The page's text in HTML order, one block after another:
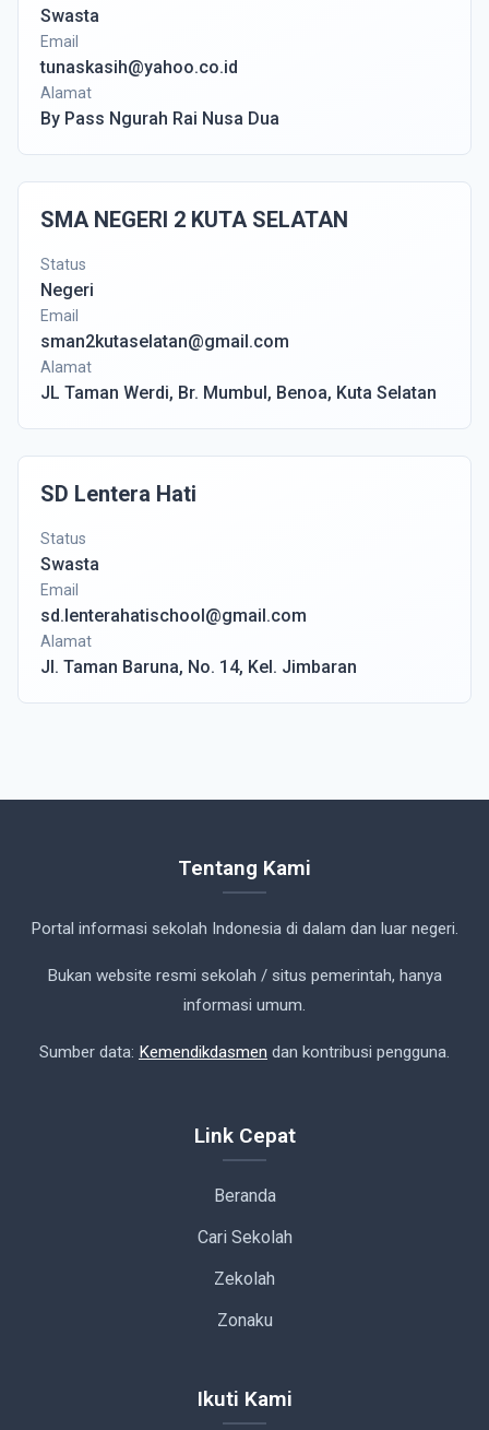
Swasta
Email
tunaskasih@yahoo.co.id
Alamat
By Pass Ngurah Rai Nusa Dua
SMA NEGERI 2 KUTA SELATAN
Status
Negeri
Email
sman2kutaselatan@gmail.com
Alamat
JL Taman Werdi, Br. Mumbul, Benoa, Kuta Selatan
SD Lentera Hati
Status
Swasta
Email
sd.lenterahatischool@gmail.com
Alamat
Jl. Taman Baruna, No. 14, Kel. Jimbaran
Tentang Kami
Portal informasi sekolah Indonesia di dalam dan luar negeri.
Bukan website resmi sekolah / situs pemerintah, hanya
informasi umum.
Sumber data: Kemendikdasmen dan kontribusi pengguna.
Link Cepat
Beranda
Cari Sekolah
Zekolah
Zonaku
Ikuti Kami